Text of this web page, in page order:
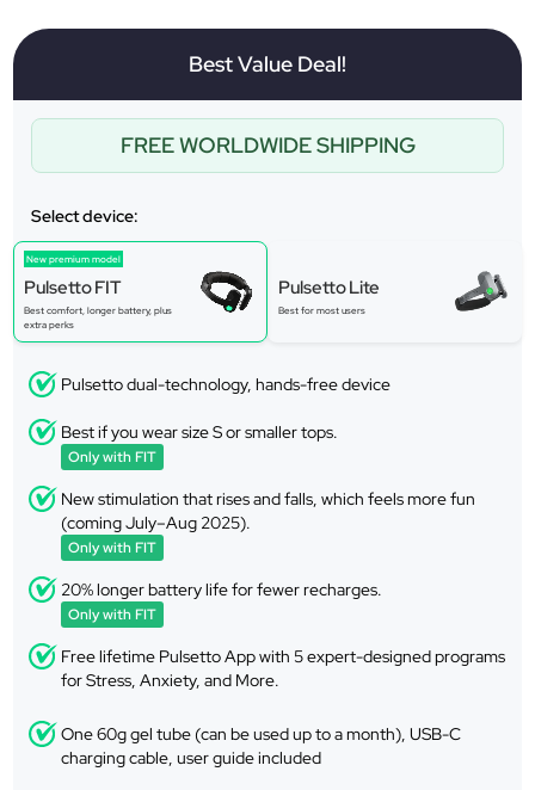
Best Value Deal!
FREE WORLDWIDE SHIPPING
Select device:
New premium model
Pulsetto FIT
Best comfort, longer battery, plus
extra perks
Pulsetto Lite
Best for most users
Pulsetto dual-technology, hands-free device
Best if you wear size S or smaller tops.
Only with FIT
New stimulation that rises and falls, which feels more fun
(coming July–Aug 2025).
Only with FIT
20% longer battery life for fewer recharges.
Only with FIT
Free lifetime Pulsetto App with 5 expert-designed programs
for Stress, Anxiety, and More.
One 60g gel tube (can be used up to a month), USB-C
charging cable, user guide included